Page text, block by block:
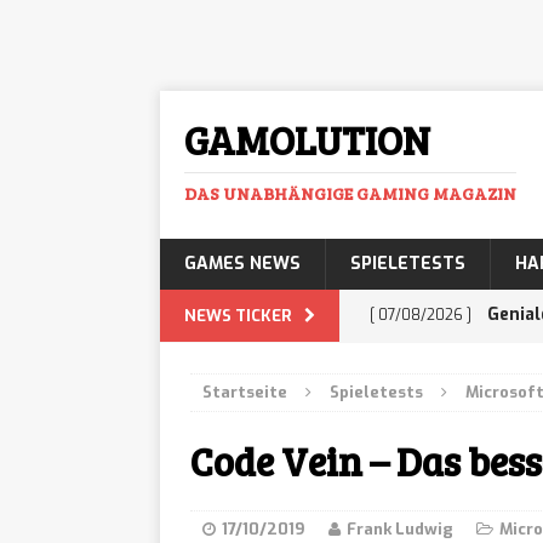
GAMOLUTION
DAS UNABHÄNGIGE GAMING MAGAZIN
GAMES NEWS SPIELETESTS
NEWS TICKER [ 07/08/2026 ]
Adventure lässt
[ 07/08/2026 ] GTA
Startseite Spieletests
Code Vein – Das
17/10/2019 Frank Ludwig